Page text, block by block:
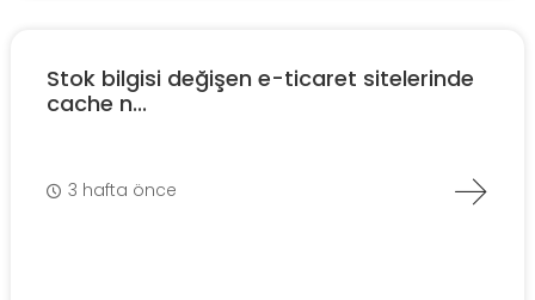
Stok bilgisi değişen e-ticaret sitelerinde
cache n...
3 hafta önce